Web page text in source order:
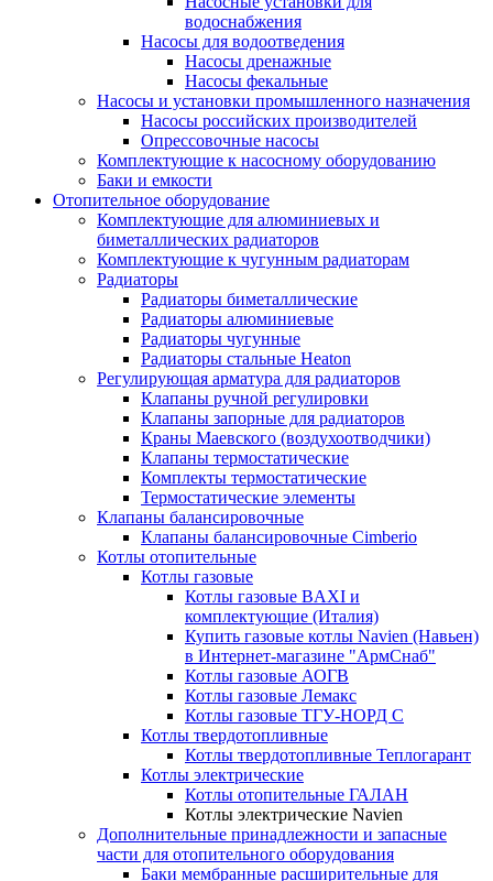
водоснабжения
Насосы для водоотведения
Насосы дренажные
Насосы фекальные
Насосы и установки промышленного назначения
Насосы российских производителей
Опрессовочные насосы
Комплектующие к насосному оборудованию
Баки и емкости
Отопительное оборудование
Комплектующие для алюминиевых и
биметаллических радиаторов
Комплектующие к чугунным радиаторам
Радиаторы
Радиаторы биметаллические
Радиаторы алюминиевые
Радиаторы чугунные
Радиаторы стальные Heaton
Регулирующая арматура для радиаторов
Клапаны ручной регулировки
Клапаны запорные для радиаторов
Краны Маевского (воздухоотводчики)
Клапаны термостатические
Комплекты термостатические
Термостатические элементы
Клапаны балансировочные
Клапаны балансировочные Cimberio
Котлы отопительные
Котлы газовые
Котлы газовые BAXI и
комплектующие (Италия)
Купить газовые котлы Navien (Навьен)
в Интернет-магазине "АрмСнаб"
Котлы газовые АОГВ
Котлы газовые Лемакс
Котлы газовые ТГУ-НОРД С
Котлы твердотопливные
Котлы твердотопливные Теплогарант
Котлы электрические
Котлы отопительные ГАЛАН
Котлы электрические Navien
Дополнительные принадлежности и запасные
части для отопительного оборудования
Баки мембранные расширительные для